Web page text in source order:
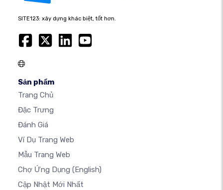
SITE123: xây dựng khác biệt, tốt hơn.
Sản phẩm
Trang Chủ
Đặc Trưng
Đánh Giá
Ví Dụ Trang Web
Mẫu Trang Web
Chợ Ứng Dụng (English)
Cập Nhật Mới Nhất